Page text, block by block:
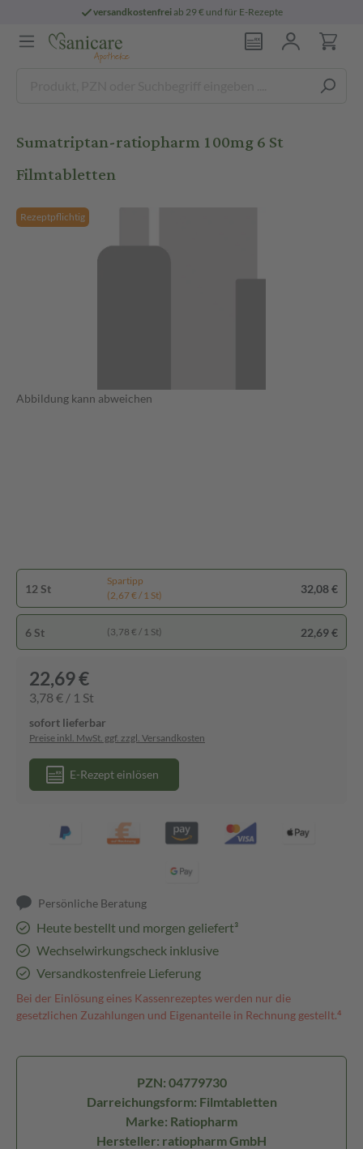
versandkostenfreiab 29 € und für E-Rezepte
Sumatriptan-ratiopharm 100mg 6 St
Filmtabletten
Rezeptpflichtig
Abbildung kann abweichen
12 St
Spartipp
(2,67 € / 1 St)
32,08 €
6 St (3,78 € / 1 St) 22,69 €
22,69 €
3,78 € / 1 St
sofort lieferbar
Preise inkl. MwSt. ggf. zzgl. Versandkosten
E-Rezept einlösen
Persönliche Beratung
Heute bestellt und morgen geliefert³
Wechselwirkungscheck inklusive
Versandkostenfreie Lieferung
Bei der Einlösung eines Kassenrezeptes werden nur die
gesetzlichen Zuzahlungen und Eigenanteile in Rechnung gestellt.⁴
PZN: 04779730
Darreichungsform: Filmtabletten
Marke: Ratiopharm
Hersteller: ratiopharm GmbH